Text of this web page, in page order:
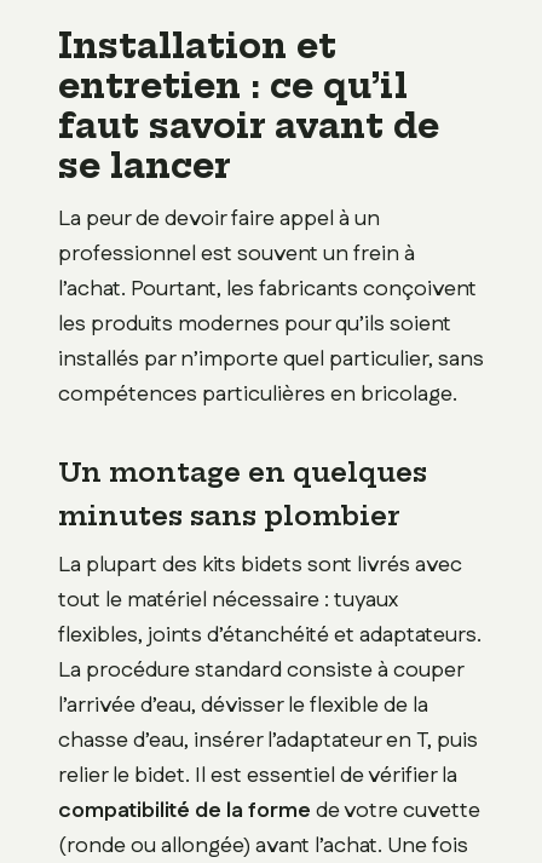
Installation et
entretien : ce qu’il
faut savoir avant de
se lancer
La peur de devoir faire appel à un
professionnel est souvent un frein à
l’achat. Pourtant, les fabricants conçoivent
les produits modernes pour qu’ils soient
installés par n’importe quel particulier, sans
compétences particulières en bricolage.
Un montage en quelques
minutes sans plombier
La plupart des kits bidets sont livrés avec
tout le matériel nécessaire : tuyaux
flexibles, joints d’étanchéité et adaptateurs.
La procédure standard consiste à couper
l’arrivée d’eau, dévisser le flexible de la
chasse d’eau, insérer l’adaptateur en T, puis
relier le bidet. Il est essentiel de vérifier la
compatibilité de la formede votre cuvette
(ronde ou allongée) avant l’achat. Une fois